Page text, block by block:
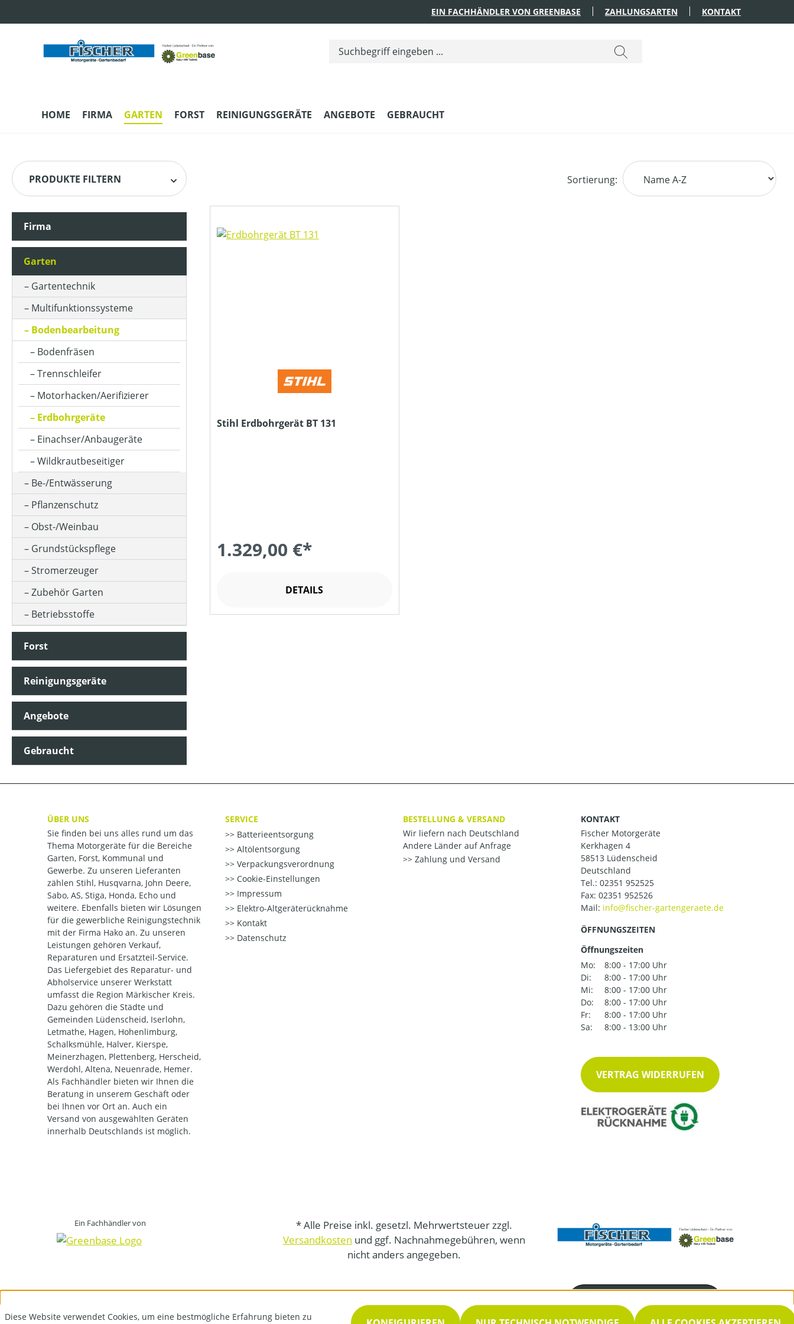
EIN FACHHÄNDLER VON GREENBASE ZAHLUNGSARTEN KONTAKT
HOME FIRMA GARTEN FORST REINIGUNGSGERÄTE ANGEBOTE GEBRAUCHT
PRODUKTE FILTERN
HERSTELLER
KLASSIFIZIERUNG
MOTORLEISTUNG (IN PS)
MOTORLEISTUNG (IN WATT)
MOTORLEISTUNG (IN KW)
MOTORTYP (HERSTELLERBEZEICHNUNG)
SCHALLDRUCKPEGEL AM OHR (IN DB(A))
PREIS
Firma
Garten
Gartentechnik
Multifunktionssysteme
Bodenbearbeitung
Bodenfräsen
Trennschleifer
Motorhacken/Aerifizierer
Erdbohrgeräte
Einachser/Anbaugeräte
Wildkrautbeseitiger
Be-/Entwässerung
Pflanzenschutz
Obst-/Weinbau
Grundstückspflege
Stromerzeuger
Zubehör Garten
Betriebsstoffe
Forst
Reinigungsgeräte
Angebote
Gebraucht
Sortierung:
Stihl Erdbohrgerät BT 131
1.329,00 €*
DETAILS
ÜBER UNS
Sie finden bei uns alles rund um das
Thema Motorgeräte für die Bereiche
Garten, Forst, Kommunal und
Gewerbe. Zu unseren Lieferanten
zählen Stihl, Husqvarna, John Deere,
Sabo, AS, Stiga, Honda, Echo und
weitere. Ebenfalls bieten wir Lösungen
für die gewerbliche Reinigungstechnik
mit der Firma Hako an. Zu unseren
Leistungen gehören Verkauf,
Reparaturen und Ersatzteil-Service.
Das Liefergebiet des Reparatur- und
Abholservice unserer Werkstatt
umfasst die Region Märkischer Kreis.
Dazu gehören die Städte und
Gemeinden Lüdenscheid, Iserlohn,
Letmathe, Hagen, Hohenlimburg,
Schalksmühle, Halver, Kierspe,
Meinerzhagen, Plettenberg, Herscheid,
Werdohl, Altena, Neuenrade, Hemer.
Als Fachhändler bieten wir Ihnen die
Beratung in unserem Geschäft oder
bei Ihnen vor Ort an. Auch ein
Versand von ausgewählten Geräten
innerhalb Deutschlands ist möglich.
SERVICE
Batterieentsorgung
Altölentsorgung
Verpackungsverordnung
Cookie-Einstellungen
Impressum
Elektro-Altgeräterücknahme
Kontakt
Datenschutz
BESTELLUNG & VERSAND
Wir liefern nach Deutschland
Andere Länder auf Anfrage
Zahlung und Versand
KONTAKT
Fischer Motorgeräte
Kerkhagen 4
58513 Lüdenscheid
Deutschland
Tel.: 02351 952525
Fax: 02351 952526
Mail:
ÖFFNUNGSZEITEN
Öffnungszeiten
Mo:
8:00 - 17:00 Uhr
Di:
8:00 - 17:00 Uhr
Mi:
8:00 - 17:00 Uhr
Do:
8:00 - 17:00 Uhr
Fr:
8:00 - 17:00 Uhr
Sa:
8:00 - 13:00 Uhr
VERTRAG WIDERRUFEN
Ein Fachhändler von
* Alle Preise inkl. gesetzl. Mehrwertsteuer zzgl.
Versandkosten und ggf. Nachnahmegebühren, wenn
nicht anders angegeben.
02351 952525
Diese Website verwendet Cookies, um eine bestmögliche Erfahrung bieten zu